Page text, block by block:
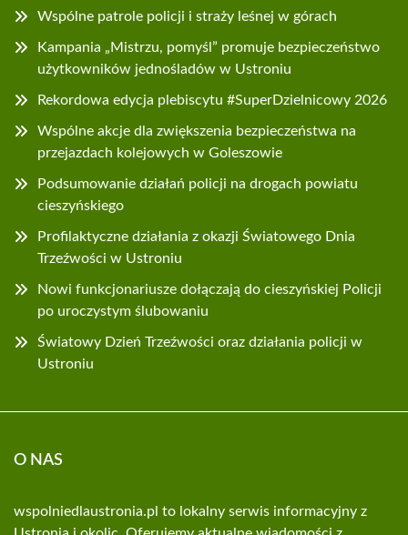
Wspólne patrole policji i straży leśnej w górach
Kampania „Mistrzu, pomyśl” promuje bezpieczeństwo
użytkowników jednośladów w Ustroniu
Rekordowa edycja plebiscytu #SuperDzielnicowy 2026
Wspólne akcje dla zwiększenia bezpieczeństwa na
przejazdach kolejowych w Goleszowie
Podsumowanie działań policji na drogach powiatu
cieszyńskiego
Profilaktyczne działania z okazji Światowego Dnia
Trzeźwości w Ustroniu
Nowi funkcjonariusze dołączają do cieszyńskiej Policji
po uroczystym ślubowaniu
Światowy Dzień Trzeźwości oraz działania policji w
Ustroniu
O NAS
wspolniedlaustronia.pl to lokalny serwis informacyjny z